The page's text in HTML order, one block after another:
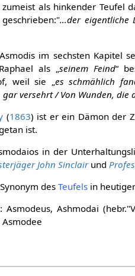
als hinkender Teufel
...der eigentliche
im sechsten Kapitel
als „ seinem Feind“
weil sie „ es schmählich
gar versehrt / Von Wunden,
(1863) ist er ein Dämon der
ist.
in der
John Sinclairund
desTeufels in
: Asmodeus, Ashmodai